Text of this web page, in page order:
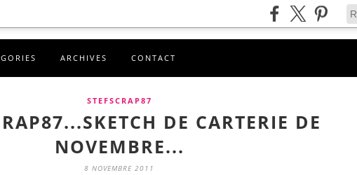
ARCHIVES CONTACT
STEFSCRAP87
DE CARTERIE DE
NOVEMBRE...
8 NOVEMBRE 2011